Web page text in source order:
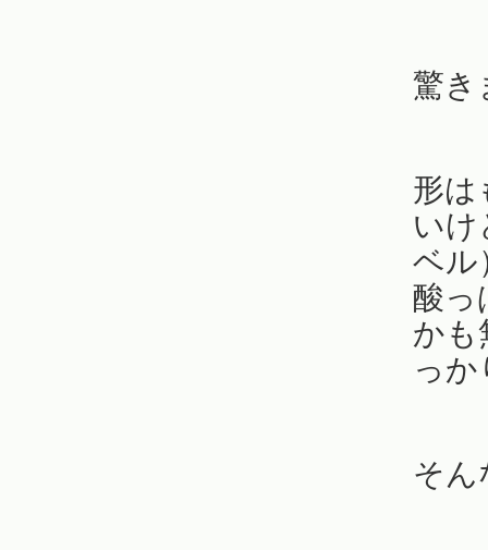
驚き
形は
いけ
ベル
酸っ
かも
っ
そん